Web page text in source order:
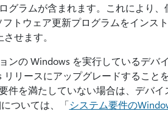
グラムが含まれます。これにより、
トウェア更新プログラムをインス
せます。
ンの Windows を実行しているデバ
リースにアップグレードすること
件を満たしていない場合は、デバ
ついては、「システム要件の